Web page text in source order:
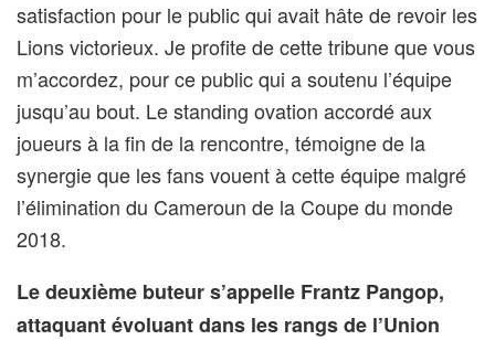
satisfaction pour le public qui avait hâte de revoir les
Lions victorieux. Je profite de cette tribune que vous
m’accordez, pour ce public qui a soutenu l’équipe
jusqu’au bout. Le standing ovation accordé aux
joueurs à la fin de la rencontre, témoigne de la
synergie que les fans vouent à cette équipe malgré
l’élimination du Cameroun de la Coupe du monde
2018.
Le deuxième buteur s’appelle Frantz Pangop,
attaquant évoluant dans les rangs de l’Union